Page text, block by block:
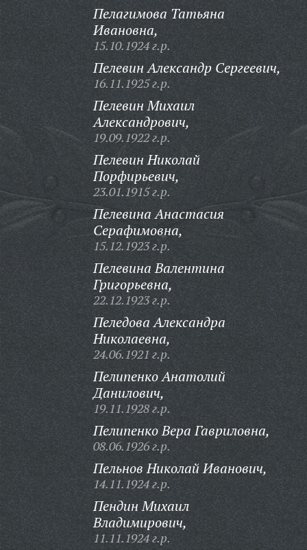
Пелагимова Татьяна
Ивановна,
15.10.1924 г.р.
Пелевин Александр Сергеевич,
16.11.1925 г.р.
Пелевин Михаил
Александрович,
19.09.1922 г.р.
Пелевин Николай
Порфирьевич,
23.01.1915 г.р.
Пелевина Анастасия
Серафимовна,
15.12.1923 г.р.
Пелевина Валентина
Григорьевна,
22.12.1923 г.р.
Пеледова Александра
Николаевна,
24.06.1921 г.р.
Пелипенко Анатолий
Данилович,
19.11.1928 г.р.
Пелипенко Вера Гавриловна,
08.06.1926 г.р.
Пельнов Николай Иванович,
14.11.1924 г.р.
Пендин Михаил
Владимирович,
11.11.1924 г.р.